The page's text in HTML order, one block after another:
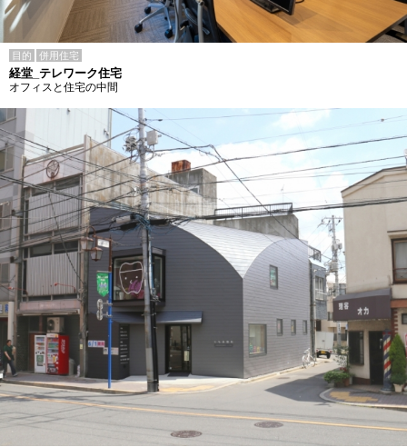
目的 併用住宅
経堂_テレワーク住宅
オフィスと住宅の中間